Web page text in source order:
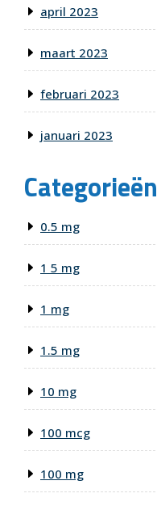
april 2023
maart 2023
februari 2023
januari 2023
Categorieën
0.5 mg
1 5 mg
1 mg
1.5 mg
10 mg
100 mcg
100 mg